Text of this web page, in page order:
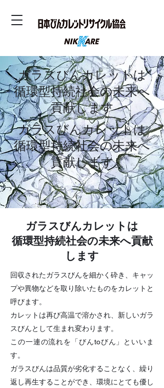
ガラスびんカレットは
​循環型持続社会の未来へ
貢献します
ガラスびんカレットは
​循環型持続社会の未来へ
貢献します
ガラスびんカレットは​
循環型持続社会の未来へ貢献
します
回収されたガラスびんを細かく砕き、キャッ
プや異物などを取り除いたものをカレットと
呼びます。
カレットは再び高温で溶かされ、新しいガラ
スびんとして生まれ変わります。
この一連の流れを「びんtoびん」といいま
す。
ガラスびんは品質が劣化することなく、繰り
返し再生することができ、環境にとても優し